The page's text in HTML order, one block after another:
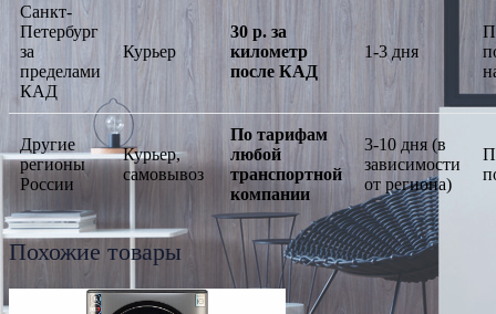
Санкт-
Петербург
за
пределами
КАД
Курьер
30 р. за
километр
после КАД
1-3 дня
Другие
регионы
России
Курьер,
самовывоз
По тарифам
любой
транспортной
компании
3-10 дня (в
зависимости
от региона)
Похожие товары